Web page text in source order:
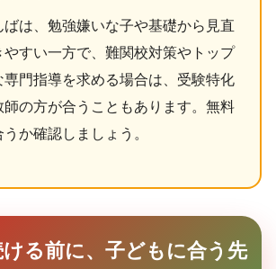
は、勉強嫌いな子や基礎から見直
やすい一方で、難関校対策やトップ
専門指導を求める場合は、受験特化
の方が合うこともあります。無料
か確認しましょう。
る前に、子どもに合う先